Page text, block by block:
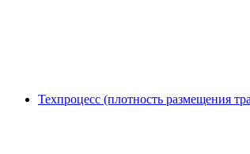
Техпроцесс (плотность размещения